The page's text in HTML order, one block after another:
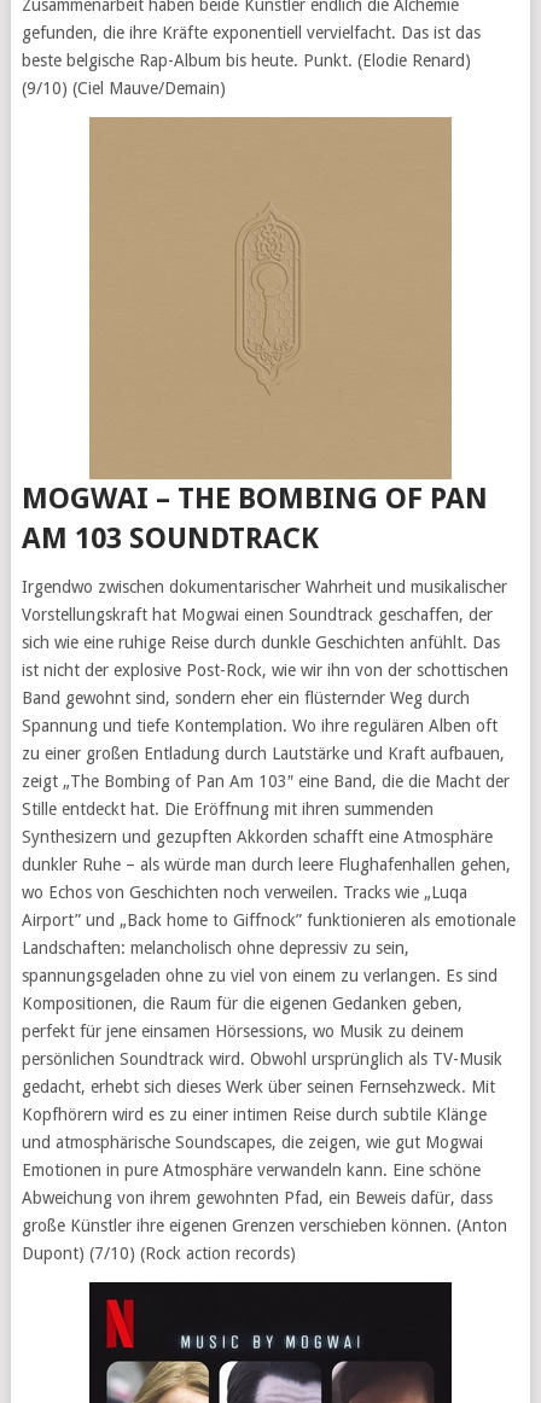
Zusammenarbeit haben beide Künstler endlich die Alchemie
gefunden, die ihre Kräfte exponentiell vervielfacht. Das ist das
beste belgische Rap-Album bis heute. Punkt. (Elodie Renard)
(9/10) (Ciel Mauve/Demain)
MOGWAI – THE BOMBING OF PAN
AM 103 SOUNDTRACK
Irgendwo zwischen dokumentarischer Wahrheit und musikalischer
Vorstellungskraft hat Mogwai einen Soundtrack geschaffen, der
sich wie eine ruhige Reise durch dunkle Geschichten anfühlt. Das
ist nicht der explosive Post-Rock, wie wir ihn von der schottischen
Band gewohnt sind, sondern eher ein flüsternder Weg durch
Spannung und tiefe Kontemplation. Wo ihre regulären Alben oft
zu einer großen Entladung durch Lautstärke und Kraft aufbauen,
zeigt „The Bombing of Pan Am 103″ eine Band, die die Macht der
Stille entdeckt hat. Die Eröffnung mit ihren summenden
Synthesizern und gezupften Akkorden schafft eine Atmosphäre
dunkler Ruhe – als würde man durch leere Flughafenhallen gehen,
wo Echos von Geschichten noch verweilen. Tracks wie „Luqa
Airport” und „Back home to Giffnock” funktionieren als emotionale
Landschaften: melancholisch ohne depressiv zu sein,
spannungsgeladen ohne zu viel von einem zu verlangen. Es sind
Kompositionen, die Raum für die eigenen Gedanken geben,
perfekt für jene einsamen Hörsessions, wo Musik zu deinem
persönlichen Soundtrack wird. Obwohl ursprünglich als TV-Musik
gedacht, erhebt sich dieses Werk über seinen Fernsehzweck. Mit
Kopfhörern wird es zu einer intimen Reise durch subtile Klänge
und atmosphärische Soundscapes, die zeigen, wie gut Mogwai
Emotionen in pure Atmosphäre verwandeln kann. Eine schöne
Abweichung von ihrem gewohnten Pfad, ein Beweis dafür, dass
große Künstler ihre eigenen Grenzen verschieben können. (Anton
Dupont) (7/10) (Rock action records)